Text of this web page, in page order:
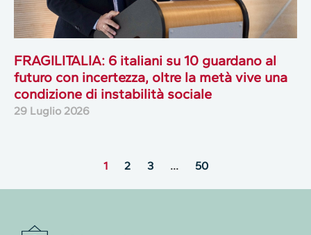
FRAGILITALIA: 6 italiani su 10 guardano al
futuro con incertezza, oltre la metà vive una
condizione di instabilità sociale
29 Luglio 2026
1 2 3 … 50